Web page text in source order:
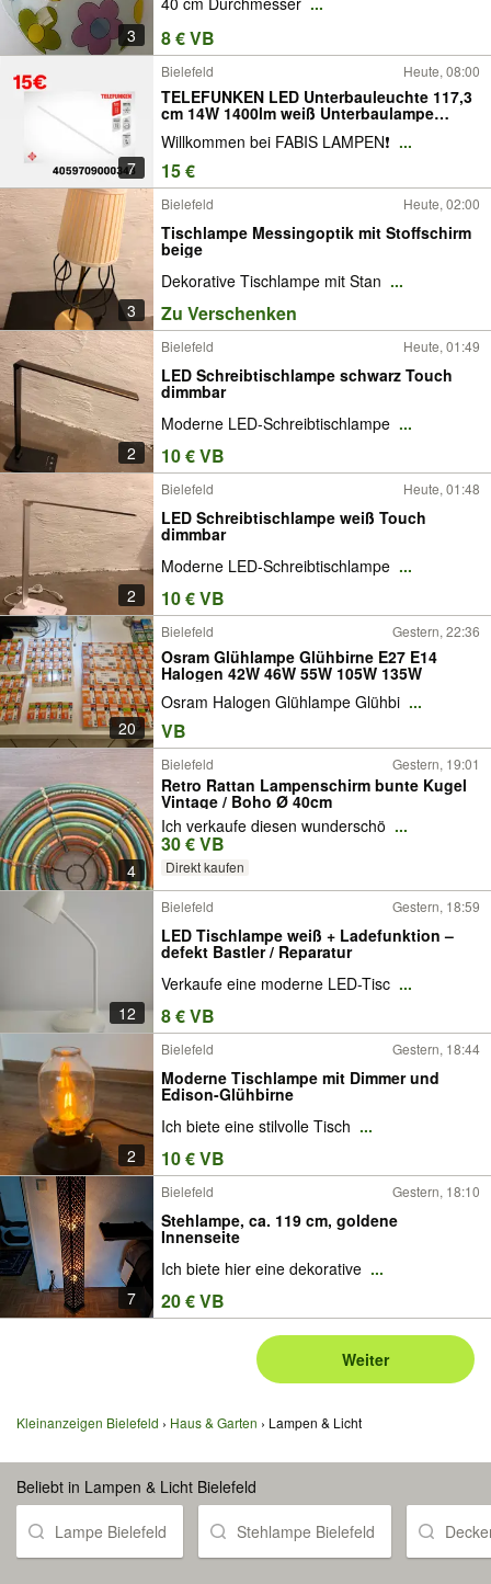
3 8 € VB
7
Bielefeld Heute, 08:00
TELEFUNKEN LED Unterbauleuchte 117,3
cm 14W 1400lm weiß Unterbaulampe
Lampe Leuchte 4059709000343 NEU
Willkommen bei FABIS LAMPEN❗️ ...
15 €
3
Bielefeld Heute, 02:00
Tischlampe Messingoptik mit Stoffschirm
beige
Dekorative Tischlampe mit Stan ...
Zu Verschenken
2
Bielefeld Heute, 01:49
LED Schreibtischlampe schwarz Touch
dimmbar
Moderne LED-Schreibtischlampe ...
10 € VB
2
Bielefeld Heute, 01:48
LED Schreibtischlampe weiß Touch
dimmbar
Moderne LED-Schreibtischlampe ...
10 € VB
20
Bielefeld Gestern, 22:36
Osram Glühlampe Glühbirne E27 E14
Halogen 42W 46W 55W 105W 135W
Osram Halogen Glühlampe Glühbi ...
VB
4
Bielefeld Gestern, 19:01
Retro Rattan Lampenschirm bunte Kugel
Vintage / Boho Ø 40cm
Ich verkaufe diesen wunderschö ...
30 € VB
Direkt kaufen
12
Bielefeld Gestern, 18:59
LED Tischlampe weiß + Ladefunktion –
defekt Bastler / Reparatur
Verkaufe eine moderne LED-Tisc ...
8 € VB
2
Bielefeld Gestern, 18:44
Moderne Tischlampe mit Dimmer und
Edison-Glühbirne
Ich biete eine stilvolle Tisch ...
10 € VB
7
Bielefeld Gestern, 18:10
Stehlampe, ca. 119 cm, goldene
Innenseite
Ich biete hier eine dekorative ...
20 € VB
Weiter
Kleinanzeigen Bielefeld Haus & Garten Lampen & Licht
Beliebt in Lampen & Licht Bielefeld
Lampe Bielefeld Stehlampe Bielefeld